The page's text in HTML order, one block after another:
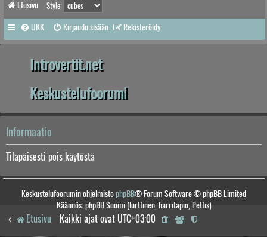
Etusivu Style:
UKK Kirjaudu sisään Rekisteröidy
Introvertit.net
Keskustelufoorumi
Informaatio
Tilapäisesti pois käytöstä
Keskustelufoorumin ohjelmistophpBB® Forum Software © phpBB Limited
Käännös: phpBB Suomi (lurttinen, harritapio, Pettis)
Etusivu Kaikki ajat ovat UTC+03:00